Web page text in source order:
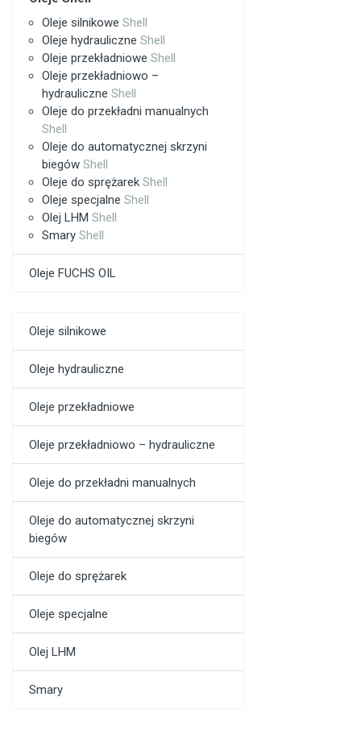
Oleje silnikowe Shell
Oleje hydrauliczne Shell
Oleje przekładniowe Shell
Oleje przekładniowo –
hydrauliczne Shell
Oleje do przekładni manualnych
Shell
Oleje do automatycznej skrzyni
biegów Shell
Oleje do sprężarek Shell
Oleje specjalne Shell
Olej LHM Shell
Smary Shell
Oleje FUCHS OIL
Oleje silnikowe
Oleje hydrauliczne
Oleje przekładniowe
Oleje przekładniowo – hydrauliczne
Oleje do przekładni manualnych
Oleje do automatycznej skrzyni
biegów
Oleje do sprężarek
Oleje specjalne
Olej LHM
Smary